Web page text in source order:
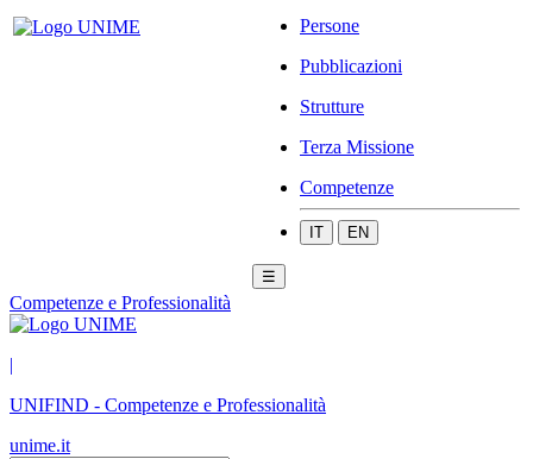
Persone
Pubblicazioni
Strutture
Terza Missione
Competenze
IT EN
☰
Competenze e Professionalità
|
UNIFIND - Competenze e Professionalità
unime.it